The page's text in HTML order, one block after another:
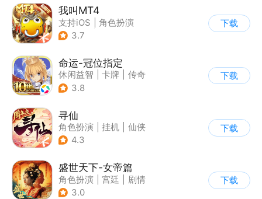
我叫MT4
支持iOS
角色扮演
| ARPG
3.7
下载
命运-冠位指定
休闲益智 卡牌
传奇
| 美少女
3.8
下载
寻仙
角色扮演 挂机
仙侠
| 寻仙
4.3
下载
盛世天下-女帝篇
角色扮演 宫廷
剧情
| 腾讯
3.0
下载